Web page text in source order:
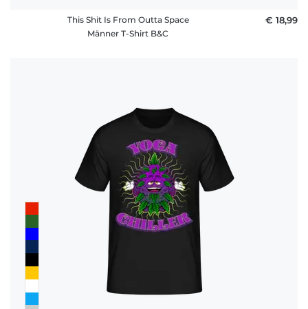
This Shit Is From Outta Space
Männer T-Shirt B&C
€ 18,99